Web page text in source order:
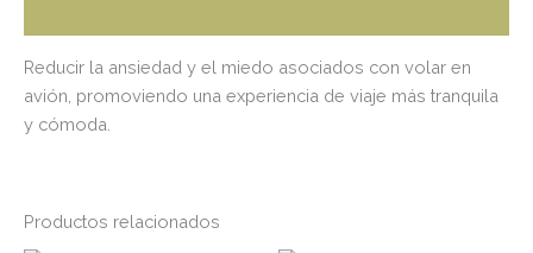
Reducir la ansiedad y el miedo asociados con volar en
avión, promoviendo una experiencia de viaje más tranquila
y cómoda.
Productos relacionados